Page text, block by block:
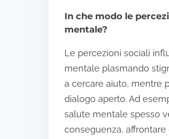
In che modo le
mentale?
Le percezioni sociali
mentale plasmando
a cercare aiuto, mentre
dialogo aperto. Ad
salute mentale spesso
conseguenza,